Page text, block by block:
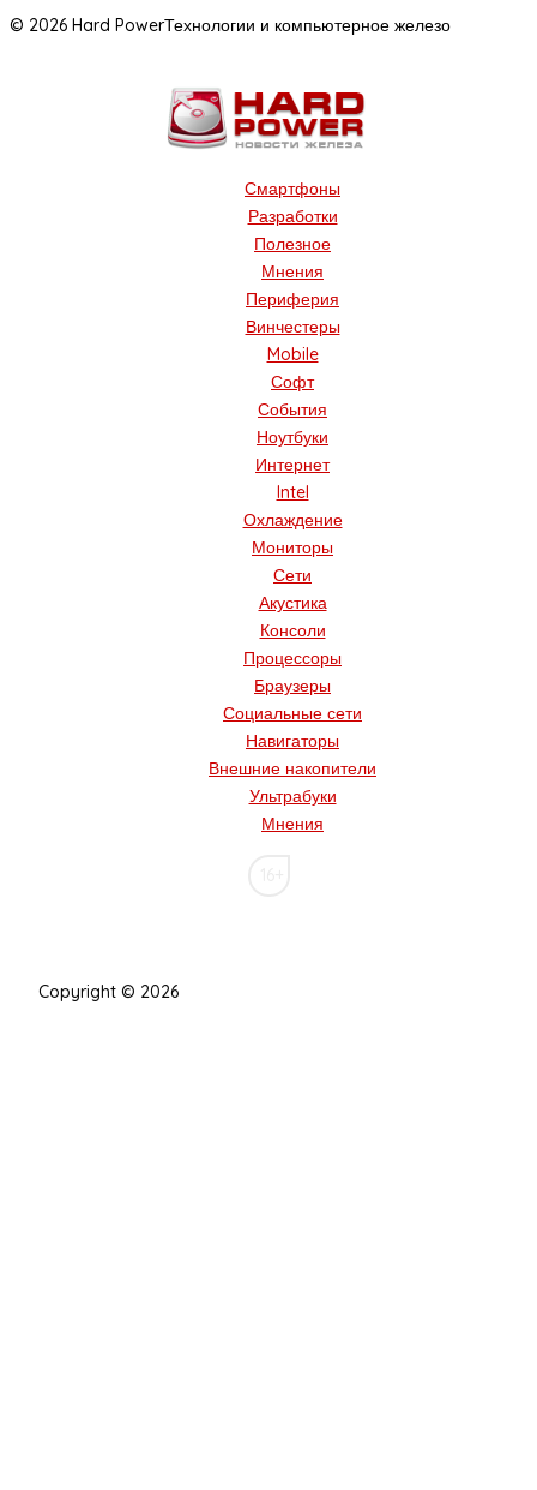
© 2026 Hard PowerТехнологии и компьютерное железо
Смартфоны
Разработки
Полезное
Мнения
Периферия
Винчестеры
Mobile
Софт
События
Ноутбуки
Интернет
Intel
Охлаждение
Мониторы
Сети
Акустика
Консоли
Процессоры
Браузеры
Социальные сети
Навигаторы
Внешние накопители
Ультрабуки
Мнения
Copyright © 2026